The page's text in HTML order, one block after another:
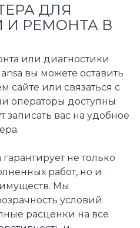
ДЛЯ
И РЕМОНТА В
или диагностики
вы можете оставить
сайте или связаться с
операторы доступны
вас на удобное
не только
работ, но и
Мы
условий
расценки на все